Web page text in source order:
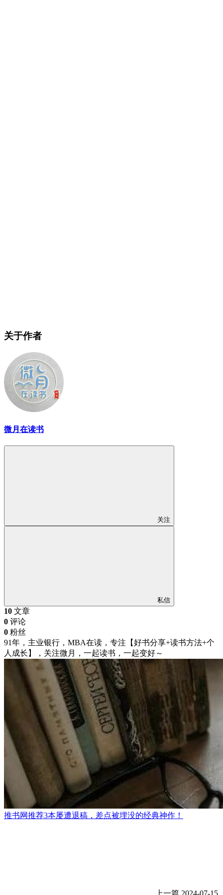
关于作者
微月在读书
关注
私信
10 文章
0 评论
0 粉丝
91年，主业银行，MBA在读，专注【好书分享+读书方法+个
人成长】，关注微月，一起读书，一起变好～
推书网推荐3本屡遭退稿，差点被埋没的经典神作！
上一篇 2024-07-15